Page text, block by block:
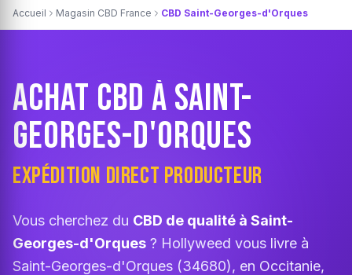
Accueil Magasin CBD France CBD Saint-Georges-d'Orques
ACHAT CBD À SAINT-
GEORGES-D'ORQUES
EXPÉDITION DIRECT PRODUCTEUR
Vous cherchez du CBD de qualité à Saint-
Georges-d'Orques ? Hollyweed vous livre à
Saint-Georges-d'Orques (34680), en Occitanie,